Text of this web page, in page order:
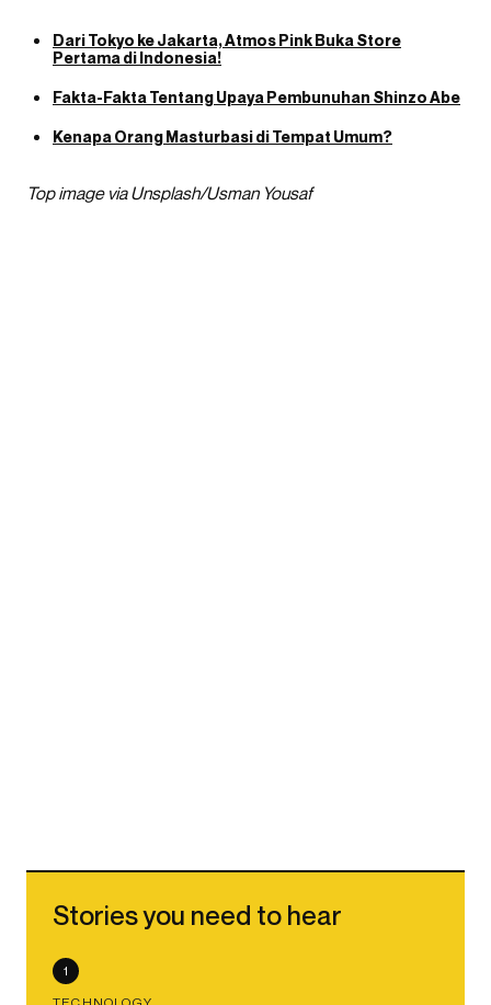
Dari Tokyo ke Jakarta, Atmos Pink Buka Store
Pertama di Indonesia!
Fakta-Fakta Tentang Upaya Pembunuhan Shinzo Abe
Kenapa Orang Masturbasi di Tempat Umum?
Top image via Unsplash/Usman Yousaf
Stories you need to hear
1